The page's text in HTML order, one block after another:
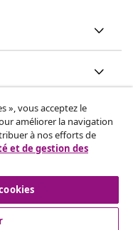
», vous acceptez le
améliorer la navigation
à nos efforts de
et de gestion des